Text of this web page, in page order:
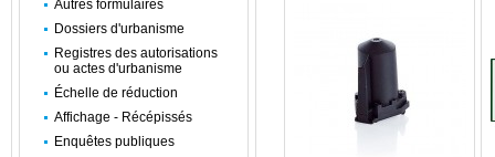
Autres formulaires
Dossiers d'urbanisme
Registres des autorisations
ou actes d'urbanisme
Échelle de réduction
Affichage - Récépissés
Enquêtes publiques